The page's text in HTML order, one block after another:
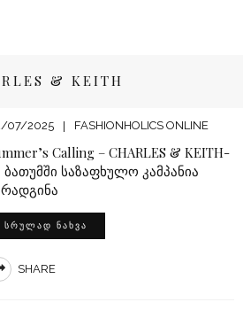
& KEITH
07/2025 FASHIONHOLICS ONLINE
Calling – CHARLES & KEITH-
ბათუმში საზაფხულო კამპანია
ᲡᲠᲣᲚᲐᲓ ᲜᲐᲮᲕᲐ
SHARE